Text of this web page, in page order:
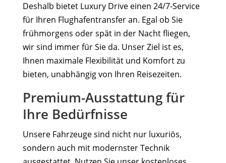
Deshalb bietet Luxury Drive einen 24/7-Service
für Ihren Flughafentransfer an. Egal ob Sie
frühmorgens oder spät in der Nacht fliegen,
wir sind immer für Sie da. Unser Ziel ist es,
Ihnen maximale Flexibilität und Komfort zu
bieten, unabhängig von Ihren Reisezeiten.
Premium-Ausstattung für
Ihre Bedürfnisse
Unsere Fahrzeuge sind nicht nur luxuriös,
sondern auch mit modernster Technik